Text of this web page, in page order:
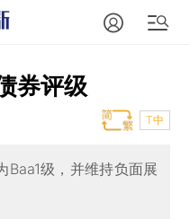
券评级
T中
Baa1级，并维持负面展